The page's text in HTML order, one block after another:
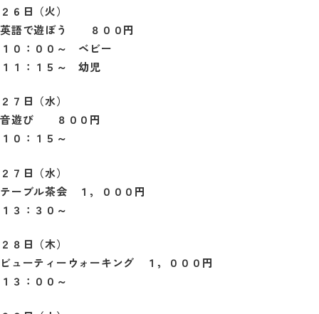
２６日（火）
英語で遊ぼう ８００円
１０：００～ ベビー
１１：１５～ 幼児
２７日（水）
音遊び ８００円
１０：１５～
２７日（水）
テーブル茶会 １，０００円
１３：３０～
２８日（木）
ビューティーウォーキング １，０００円
１３：００～